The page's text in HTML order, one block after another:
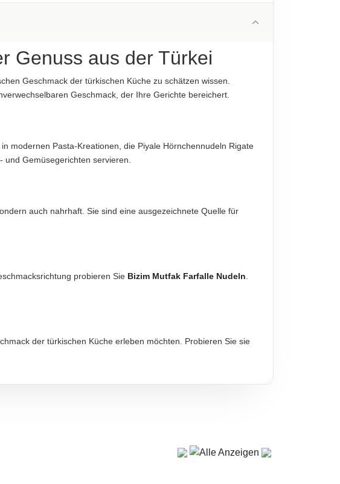
0.5 g
nur diese sind verbindlich.
Genuss aus der Türkei
Geschmack der türkischen Küche zu schätzen wissen.
Geschmack, der Ihre Gerichte bereichert.
modernen Pasta-Kreationen, die Piyale Hörnchennudeln Rigate
Gemüsegerichten servieren.
auch nahrhaft. Sie sind eine ausgezeichnete Quelle für
probieren Sie Bizim Mutfak Farfalle Nudeln
der türkischen Küche erleben möchten. Probieren Sie sie